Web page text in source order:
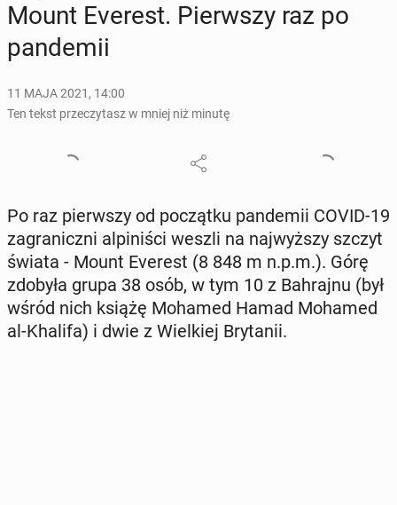
Mount Everest. Pierw­szy raz po
pan­de­mii
11 MAJA 2021, 14:00
Ten tekst przeczytasz w mniej niż minutę
Po raz pierw­szy od po­cząt­ku pan­de­mii COVID-19
za­gra­nicz­ni al­pi­ni­ści weszli na naj­wyż­szy szczyt
świata - Mount Everest (8 848 m n.p.m.). Górę
zdobyła grupa 38 osób, w tym 10 z Bah­raj­nu (był
wśród nich książę Mohamed Hamad Mohamed
al-Khalifa) i dwie z Wiel­kiej Bry­ta­nii.